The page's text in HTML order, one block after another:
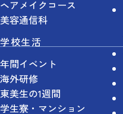
ヘアメイクコース
美容通信科
学校生活
年間イベント
海外研修
東美生の1週間
学生寮・マンション